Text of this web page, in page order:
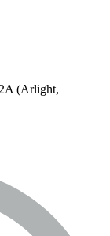
(Arlight,